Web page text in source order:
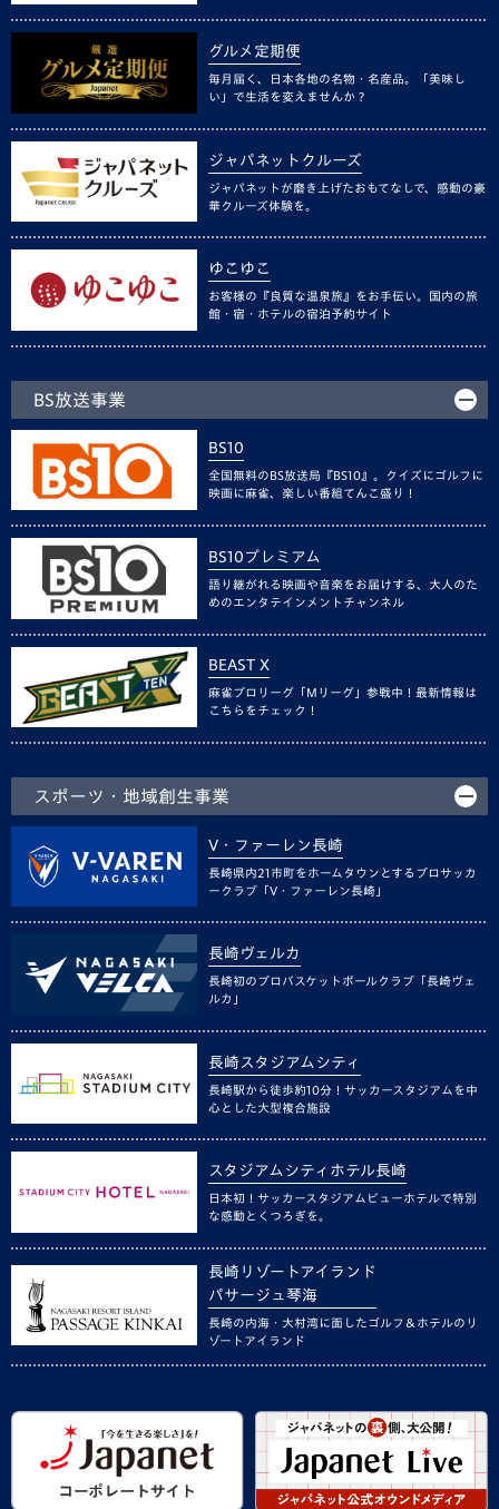
グルメ定期便
毎月届く、日本各地の名物・名産品。「美味し
い」で生活を変えませんか？
ジャパネットクルーズ
ジャパネットが磨き上げたおもてなしで、感動の豪
華クルーズ体験を。
ゆこゆこ
お客様の『良質な温泉旅』をお手伝い。国内の旅
館・宿・ホテルの宿泊予約サイト
BS放送事業
BS10
全国無料のBS放送局『BS10』。クイズにゴルフに
映画に麻雀、楽しい番組てんこ盛り！
BS10プレミアム
語り継がれる映画や音楽をお届けする、大人のた
めのエンタテインメントチャンネル
BEAST X
麻雀プロリーグ「Mリーグ」参戦中！最新情報は
こちらをチェック！
スポーツ・地域創生事業
V・ファーレン長崎
長崎県内21市町をホームタウンとするプロサッカ
ークラブ「V・ファーレン長崎」
長崎ヴェルカ
長崎初のプロバスケットボールクラブ「長崎ヴェ
ルカ」
長崎スタジアムシティ
長崎駅から徒歩約10分！サッカースタジアムを中
心とした大型複合施設
スタジアムシティホテル長崎
日本初！サッカースタジアムビューホテルで特別
な感動とくつろぎを。
長崎リゾートアイランド
パサージュ琴海
長崎の内海・大村湾に面したゴルフ＆ホテルのリ
ゾートアイランド